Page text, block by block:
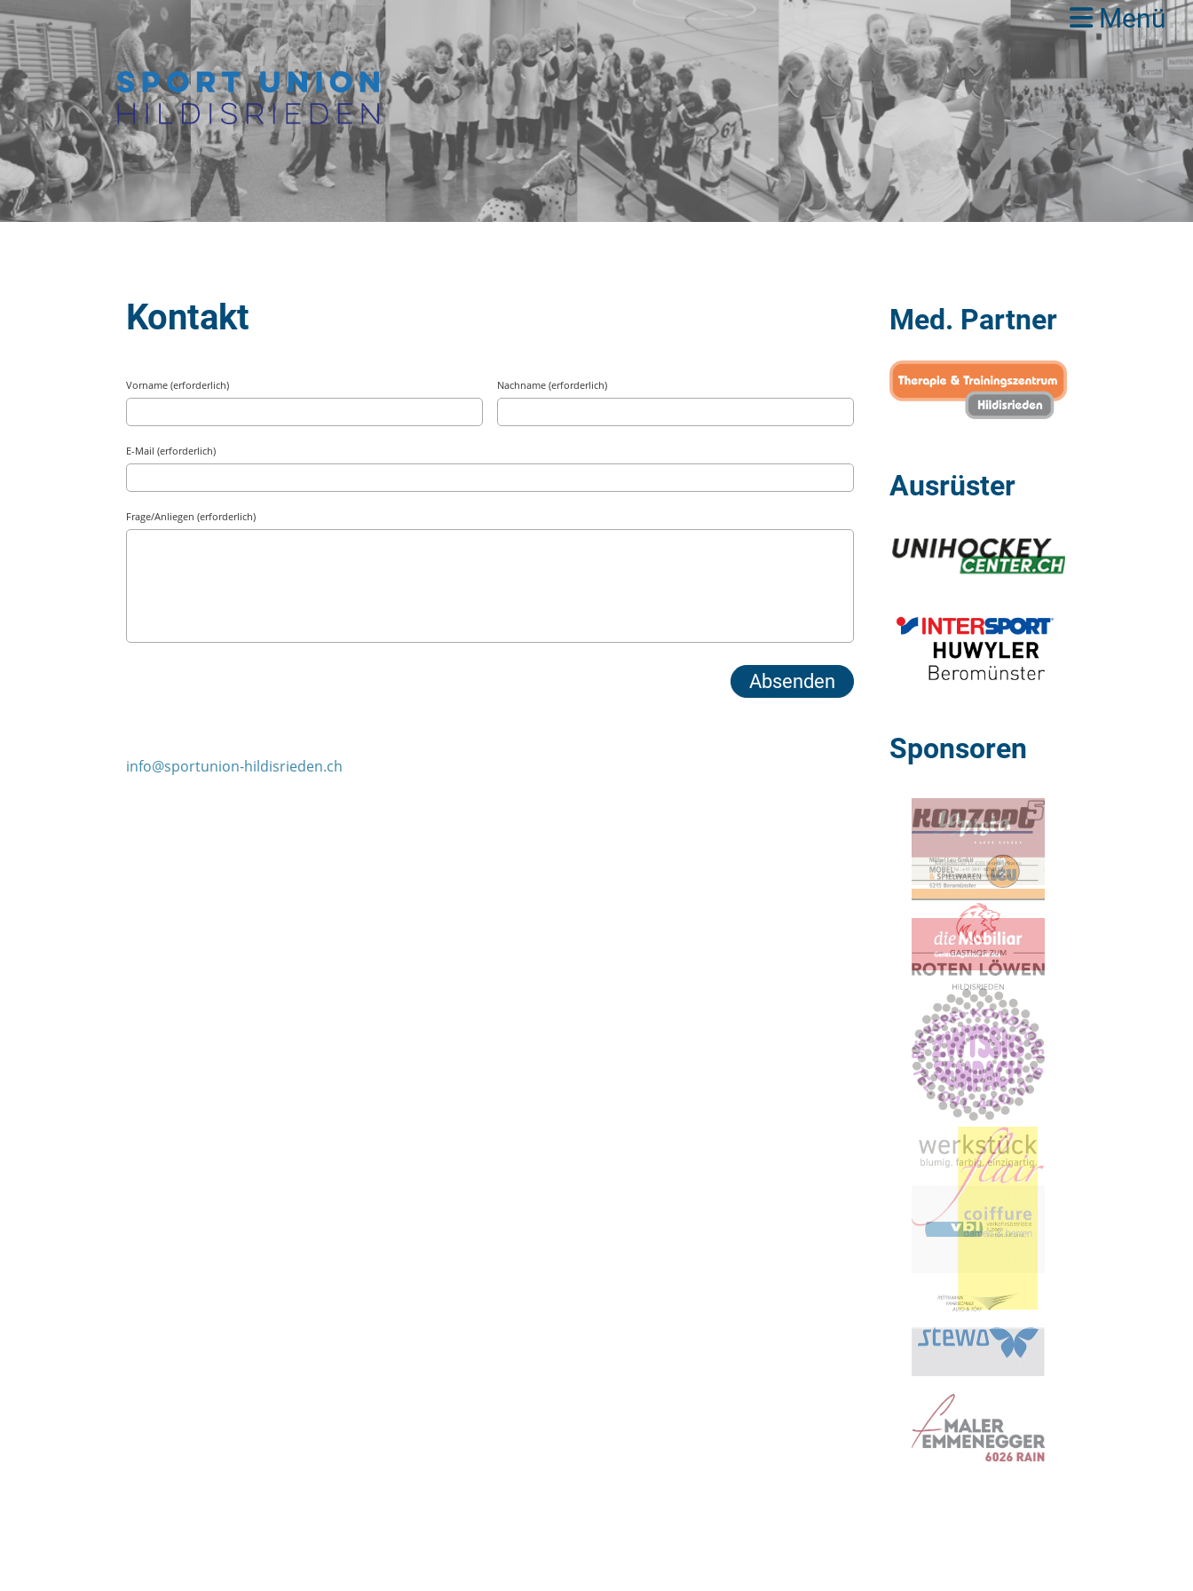
Menü
Kontakt
Vorname (erforderlich) Nachname (erforderlich)
E-Mail (erforderlich)
Frage/Anliegen (erforderlich)
info@sportunion-hildisrieden.ch
Med. Partner
Ausrüster
Sponsoren